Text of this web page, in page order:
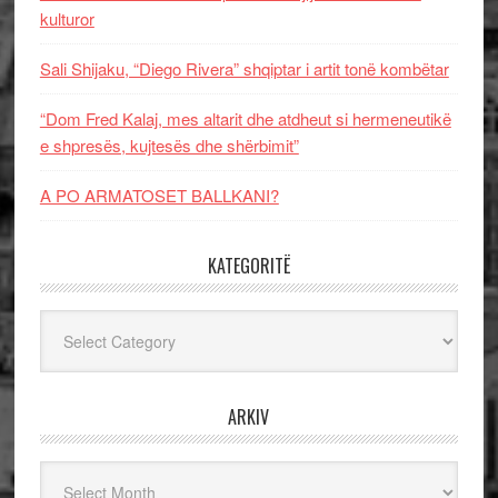
kulturor
Sali Shijaku, “Diego Rivera” shqiptar i artit tonë kombëtar
“Dom Fred Kalaj, mes altarit dhe atdheut si hermeneutikë
e shpresës, kujtesës dhe shërbimit”
A PO ARMATOSET BALLKANI?
KATEGORITË
ARKIV